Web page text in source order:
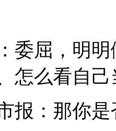
屈，明明
怎么看自
：那你是